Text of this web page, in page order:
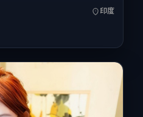
分钟，节奏张弛有度。
印度